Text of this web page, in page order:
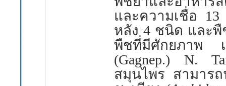
และความเชื่อ
หลัง 4 ชนิด และ
พืชที่มีศักยภาพ
(Gagnep.) N.
สมุนไพร สามาร